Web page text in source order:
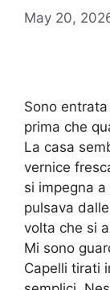
May 20,
Sono
prima che
La casa
vernice
si impegna
pulsava
volta che si
Mi sono
Capelli tirati